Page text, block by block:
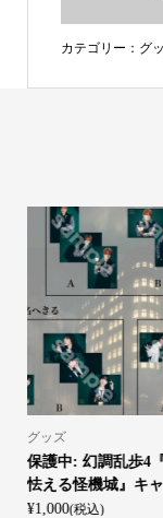
カテゴリー： グ
グッズ
保護中: 幻調乱歩4
怯える怪機城』キ
¥1,000(税込)